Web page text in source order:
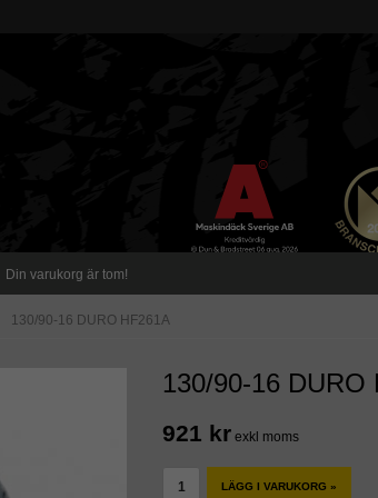
Din varukorg är tom!
130/90-16 DURO HF261A
130/90-16 DURO
921 kr exkl moms
LÄGG I VARUKORG »